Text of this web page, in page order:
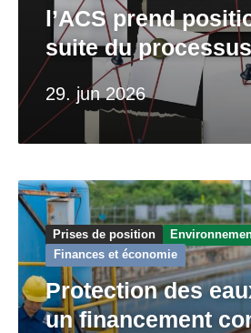
29. jun 2026
l’ACS prend
suite du processus
Prises de position
Finances et économie
Protection des
un financement